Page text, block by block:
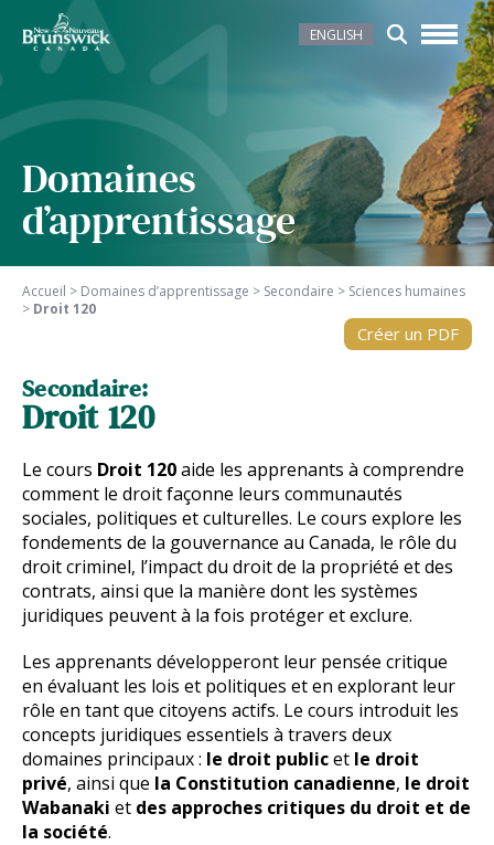
ENGLISH
Domaines
d’apprentissage
Accueil > Domaines d’apprentissage > Secondaire > Sciences humaines
> Droit 120
Créer un PDF
Secondaire:
Droit 120
Le cours Droit 120aide les apprenants à comprendre
comment le droit façonne leurs communautés
sociales, politiques et culturelles. Le cours explore les
fondements de la gouvernance au Canada, le rôle du
droit criminel, l’impact du droit de la propriété et des
contrats, ainsi que la manière dont les systèmes
juridiques peuvent à la fois protéger et exclure.
Les apprenants développeront leur pensée critique
en évaluant les lois et politiques et en explorant leur
rôle en tant que citoyens actifs. Le cours introduit les
concepts juridiques essentiels à travers deux
domaines principaux : le droit publicet le droit
privé, ainsi que la Constitution canadienne, le droit
Wabanaki et des approches critiques du droit et de
la société.